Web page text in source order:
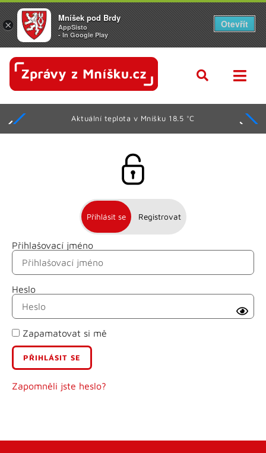
Aktuální teplota v Mníšku 18.5 °C
Přihlásit se Registrovat
Přihlašovací jméno
Heslo
Zapamatovat si mě
Zapomněli jste heslo?
Jméno
Příjmení
E-mail
Uživatelské jméno
×
Mníšek pod Brdy
AppSisto
- In Google Play
Otevřít